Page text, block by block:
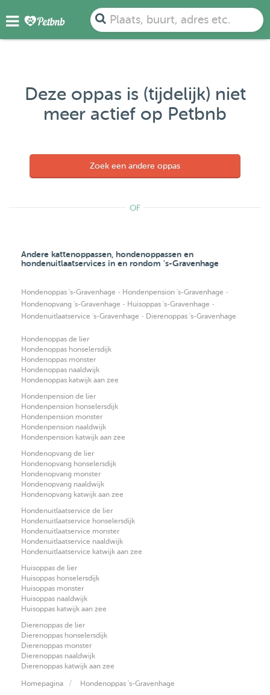
Plaats, buurt, adres etc.
Deze oppas is (tijdelijk) niet
meer actief op Petbnb
Zoek een andere oppas
OF
Andere kattenoppassen, hondenoppassen en
hondenuitlaatservices in en rondom 's-Gravenhage
Hondenoppas 's-Gravenhage · Hondenpension 's-Gravenhage ·
Hondenopvang 's-Gravenhage · Huisoppas 's-Gravenhage ·
Hondenuitlaatservice 's-Gravenhage · Dierenoppas 's-Gravenhage
Hondenoppas de lier
Hondenoppas honselersdijk
Hondenoppas monster
Hondenoppas naaldwijk
Hondenoppas katwijk aan zee
Hondenpension de lier
Hondenpension honselersdijk
Hondenpension monster
Hondenpension naaldwijk
Hondenpension katwijk aan zee
Hondenopvang de lier
Hondenopvang honselersdijk
Hondenopvang monster
Hondenopvang naaldwijk
Hondenopvang katwijk aan zee
Hondenuitlaatservice de lier
Hondenuitlaatservice honselersdijk
Hondenuitlaatservice monster
Hondenuitlaatservice naaldwijk
Hondenuitlaatservice katwijk aan zee
Huisoppas de lier
Huisoppas honselersdijk
Huisoppas monster
Huisoppas naaldwijk
Huisoppas katwijk aan zee
Dierenoppas de lier
Dierenoppas honselersdijk
Dierenoppas monster
Dierenoppas naaldwijk
Dierenoppas katwijk aan zee
Homepagina Hondenoppas 's-Gravenhage